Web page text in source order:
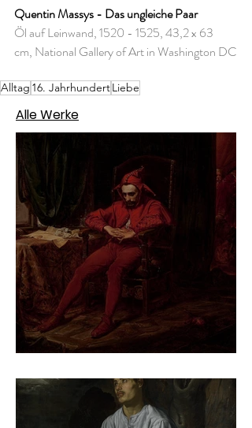
Quentin Massys - Das ungleiche Paar
Öl auf Leinwand, 1520 - 1525, 43,2 x 63
cm, National Gallery of Art in Washington DC
Alltag 16. JahrhundertLiebe
Alle Werke